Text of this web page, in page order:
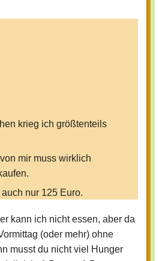
krieg ich größtenteils
mir muss wirklich
nur 125 Euro.
danach, wenn ihr
kann ich nicht essen, aber da
(oder mehr) ohne
musst du nicht viel Hunger